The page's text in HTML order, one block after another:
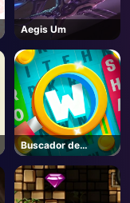
Aegis Um
Buscador de
palavras